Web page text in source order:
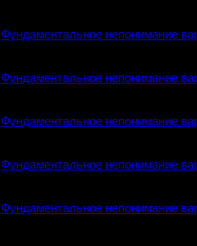
Фундаментальное непонимание
Фундаментальное непонимание
Фундаментальное непонимание
Фундаментальное непонимание
Фундаментальное непонимание